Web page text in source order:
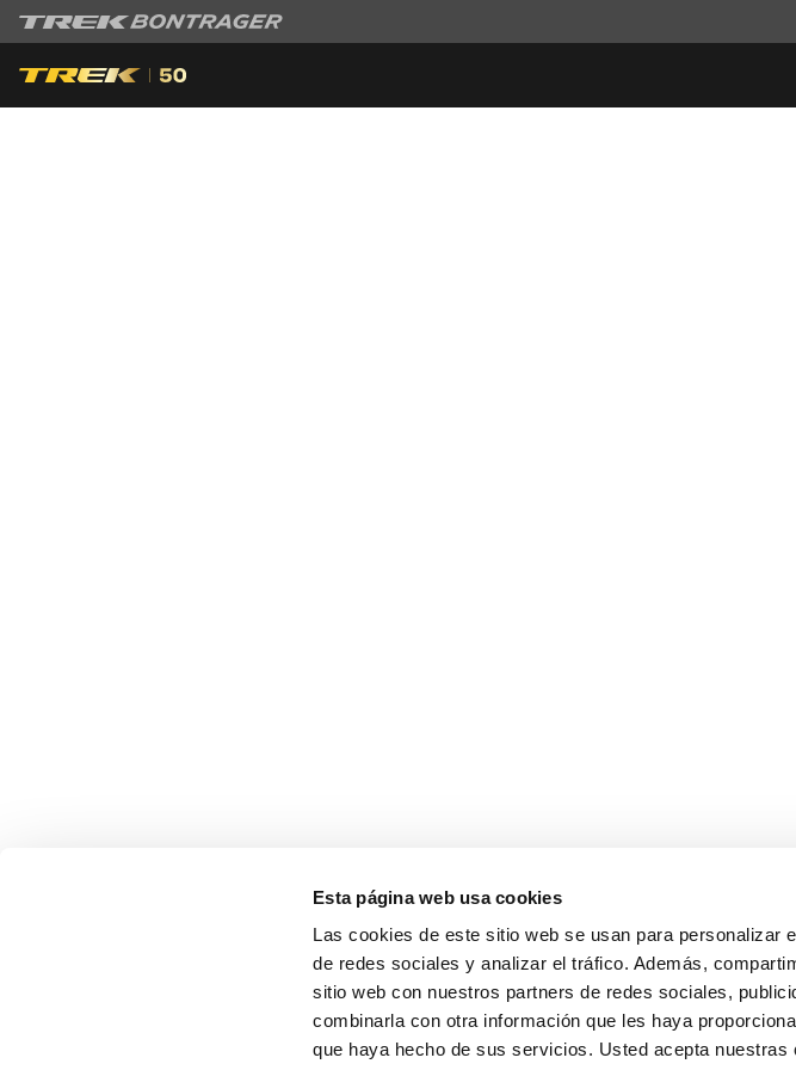
Esta página web usa cookies
Las cookies de este sitio web se usan para personalizar
de redes sociales y analizar el tráfico. Además,
sitio web con nuestros partners de redes sociales,
combinarla con otra información que les haya
que haya hecho de sus servicios. Usted acepta